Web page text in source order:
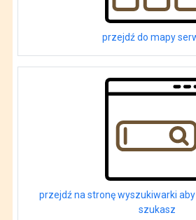
przejdź do mapy
przejdź na stronę wyszukiwarki
szukasz